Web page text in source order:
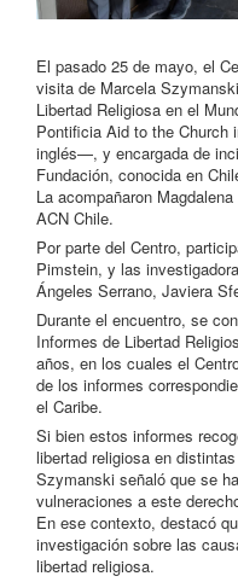
El pasado 25 de mayo, el
visita de Marcela
Libertad Religiosa en el
Pontificia Aid to the
inglés—, y encargada de
Fundación, conocida en
La acompañaron
ACN Chile.
Por parte del Centro,
Pimstein, y las
Ángeles Serrano, Javiera
Durante el encuentro, se
Informes de Libertad
años, en los cuales el
de los informes
el Caribe.
Si bien estos informes
libertad religiosa en
Szymanski señaló que se
vulneraciones a este
En ese contexto, destacó
investigación sobre las
libertad religiosa.